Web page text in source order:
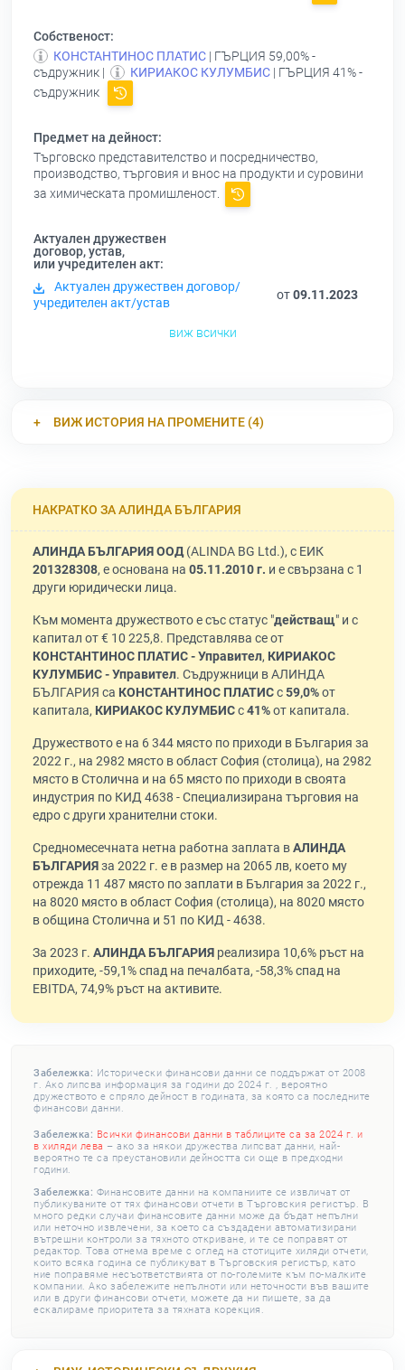
Собственост:
КОНСТАНТИНОС ПЛАТИС | ГЪРЦИЯ 59,00% -
съдружник |
КИРИАКОС КУЛУМБИС | ГЪРЦИЯ 41% -
съдружник
Предмет на дейност:
Търговско представителство и посредничество,
производство, търговия и внос на продукти и суровини
за химическата промишленост.
Актуален дружествен
договор, устав,
или учредителен акт:
Актуален дружествен договор/
учредителен акт/устав
от09.11.2023
виж всички
ВИЖ ИСТОРИЯ НА ПРОМЕНИТЕ (4)
НАКРАТКО ЗА АЛИНДА БЪЛГАРИЯ
АЛИНДА БЪЛГАРИЯ ООД(ALINDA BG Ltd.), с ЕИК
201328308, е основана на 05.11.2010 г. и е свързана с 1
други юридически лица.
Към момента дружеството е със статус "действащ" и с
капитал от € 10 225,8. Представлява се от
КОНСТАНТИНОС ПЛАТИС - Управител, КИРИАКОС
КУЛУМБИС - Управител. Съдружници в АЛИНДА
БЪЛГАРИЯ са КОНСТАНТИНОС ПЛАТИСс59,0%от
капитала, КИРИАКОС КУЛУМБИСс41%от капитала.
Дружеството е на 6 344 място по приходи в България за
2022 г., на 2982 място в област София (столица), на 2982
място в Столична и на 65 място по приходи в своята
индустрия по КИД 4638 - Специализирана търговия на
едро с други хранителни стоки.
Средномесечната нетна работна заплата вАЛИНДА
БЪЛГАРИЯза 2022 г. е в размер на 2065 лв, което му
отрежда 11 487 място по заплати в България за 2022 г.,
на 8020 място в област София (столица), на 8020 място
в община Столична и 51 по КИД - 4638.
За 2023 г. АЛИНДА БЪЛГАРИЯ реализира 10,6% ръст на
приходите, -59,1% спад на печалбата, -58,3% спад на
EBITDA, 74,9% ръст на активите.
Забележка: Исторически финансови данни се поддържат от 2008
г. Ако липсва информация за години до 2024 г. , вероятно
дружеството е спряло дейност в годината, за която са последните
финансови данни.
Забележка: Всички финансови данни в таблиците са за 2024 г. и
в хиляди лева – ако за някои дружества липсват данни, най-
вероятно те са преустановили дейността си още в предходни
години.
Забележка: Финансовите данни на компаниите се извличат от
публикуваните от тях финансови отчети в Търговския регистър. В
много редки случаи финансовите данни може да бъдат непълни
или неточно извлечени, за което са създадени автоматизирани
вътрешни контроли за тяхното откриване, и те се поправят от
редактор. Това отнема време с оглед на стотиците хиляди отчети,
които всяка година се публикуват в Търговския регистър, като
ние поправяме несъответствията от по-големите към по-малките
компании. Ако забележите непълноти или неточности във вашите
или в други финансови отчети, можете да ни пишете, за да
ескалираме приоритета за тяхната корекция.